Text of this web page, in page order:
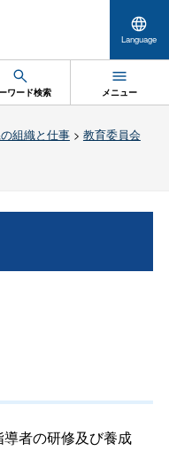
Language
ワード検索 メニュー
組織と仕事> 教育委員会
者の研修及び養成